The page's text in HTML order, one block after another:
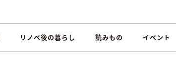
リノベ後の暮らし 読みもの イベント